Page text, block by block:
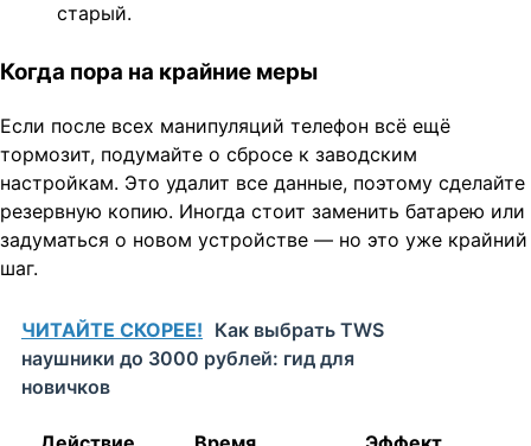
старый.
Когда пора на крайние меры
Если после всех манипуляций телефон всё ещё
тормозит, подумайте о сбросе к заводским
настройкам. Это удалит все данные, поэтому сделайте
резервную копию. Иногда стоит заменить батарею или
задуматься о новом устройстве — но это уже крайний
шаг.
ЧИТАЙТЕ СКОРЕЕ! Как выбрать TWS
наушники до 3000 рублей: гид для
новичков